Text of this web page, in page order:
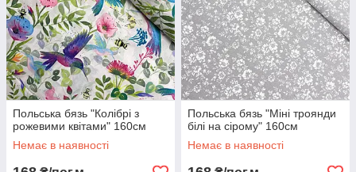
Польська бязь "Колібрі з
рожевими квітами" 160см
Немає в наявності
Польська бязь "Міні троянди
білі на сірому" 160см
Немає в наявності